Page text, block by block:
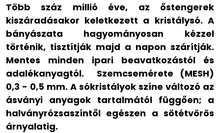
Több száz millió éve, az őstengerek
kiszáradásakor keletkezett a kristálysó. A
bányászata hagyományosan kézzel
történik, tisztítják majd a napon szárítják.
Mentes minden ipari beavatkozástól és
adalékanyagtól. Szemcsemérete (MESH)
0,3 - 0,5 mm. A sókristályok színe változó az
ásványi anyagok tartalmától függően; a
halványrózsaszíntől egészen a sötétvörös
árnyalatig.